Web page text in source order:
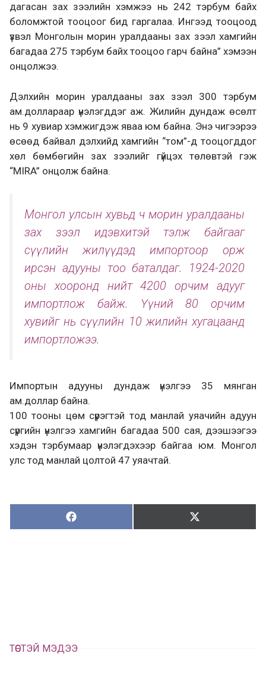
дагасан зах зээлийн хэмжээ нь 242 тэрбум байх
боломжтой тооцоог бид гаргалаа. Ингээд тооцоод
үзвэл Монголын морин уралдааны зах зээл хамгийн
багадаа 275 тэрбум байх тооцоо гарч байна” хэмээн
онцолжээ.
Дэлхийн морин уралдааны зах зээл 300 тэрбум
ам.доллараар үнэлэгддэг аж. Жилийн дундаж өсөлт
нь 9 хувиар хэмжигдэж яваа юм байна. Энэ чигээрээ
өсөөд байвал дэлхийд хамгийн “том”-д тооцогддог
хөл бөмбөгийн зах зээлийг гүйцэх төлөвтэй гэж
“MIRA” онцолж байна.
Монгол улсын хувьд ч морин уралдааны
зах зээл идэвхитэй тэлж байгааг
сүүлийн жилүүдэд импортоор орж
ирсэн адууны тоо баталдаг. 1924-2020
оны хооронд нийт 4200 орчим адууг
импортлож байж. Үүний 80 орчим
хувийг нь сүүлийн 10 жилийн хугацаанд
импортложээ.
Импортын адууны дундаж үнэлгээ 35 мянган
ам.доллар байна.
100 тооны цөм сүрэгтэй тод манлай уяачийн адуун
сүргийн үнэлгээ хамгийн багадаа 500 сая, дээшээгээ
хэдэн тэрбумаар үнэлэгдэхээр байгаа юм. Монгол
улс тод манлай цолтой 47 уяачтай.
Хуваалцах:
Х
у
Түгээх:
Т
ТӨСТЭЙ МЭДЭЭ